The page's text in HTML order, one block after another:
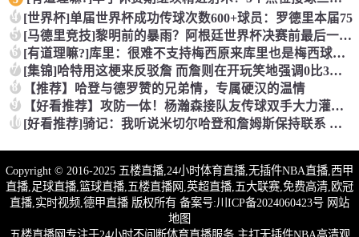
4 [世界杯]单届世界杯成功传球次数600+球员：罗德里本届75
5 [马德里竞技]黎明前的暴雨？阿根廷世界杯决赛前最后一堂训练课
6 [有道理嘛?]库里：很难不支持梅西原来库里也是梅西球迷！
7 [集锦]哈特用这梗来反驳詹 而詹则在开玩笑地强调0比3和1比
8 【推荐】哈登与德罗赞的兄弟情，专属硬汉的温情
9 【好看推荐】攻防一体！杨瀚森接队友传球双手大力灌篮&防守端再
10 [好看推荐]骑记：我听说米切尔哈登和詹姆斯保持联系 但招募不
Copyright © 2016-2025 五楼直播,24小时体育直播,无插件NBA直播,西甲
直播,足球直播,篮球直播,五楼直播网,英超直播,五大联赛,免费高清,欧冠
直播,实时视频,德甲直播 版权所有 备案号:川ICP备2024060423号 网站
地图